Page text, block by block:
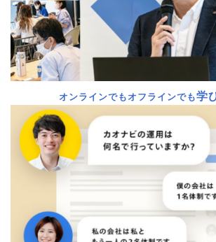
オンラインでもオフラインでも学